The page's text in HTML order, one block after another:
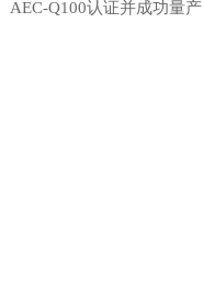
AEC-Q100认证并成功量产